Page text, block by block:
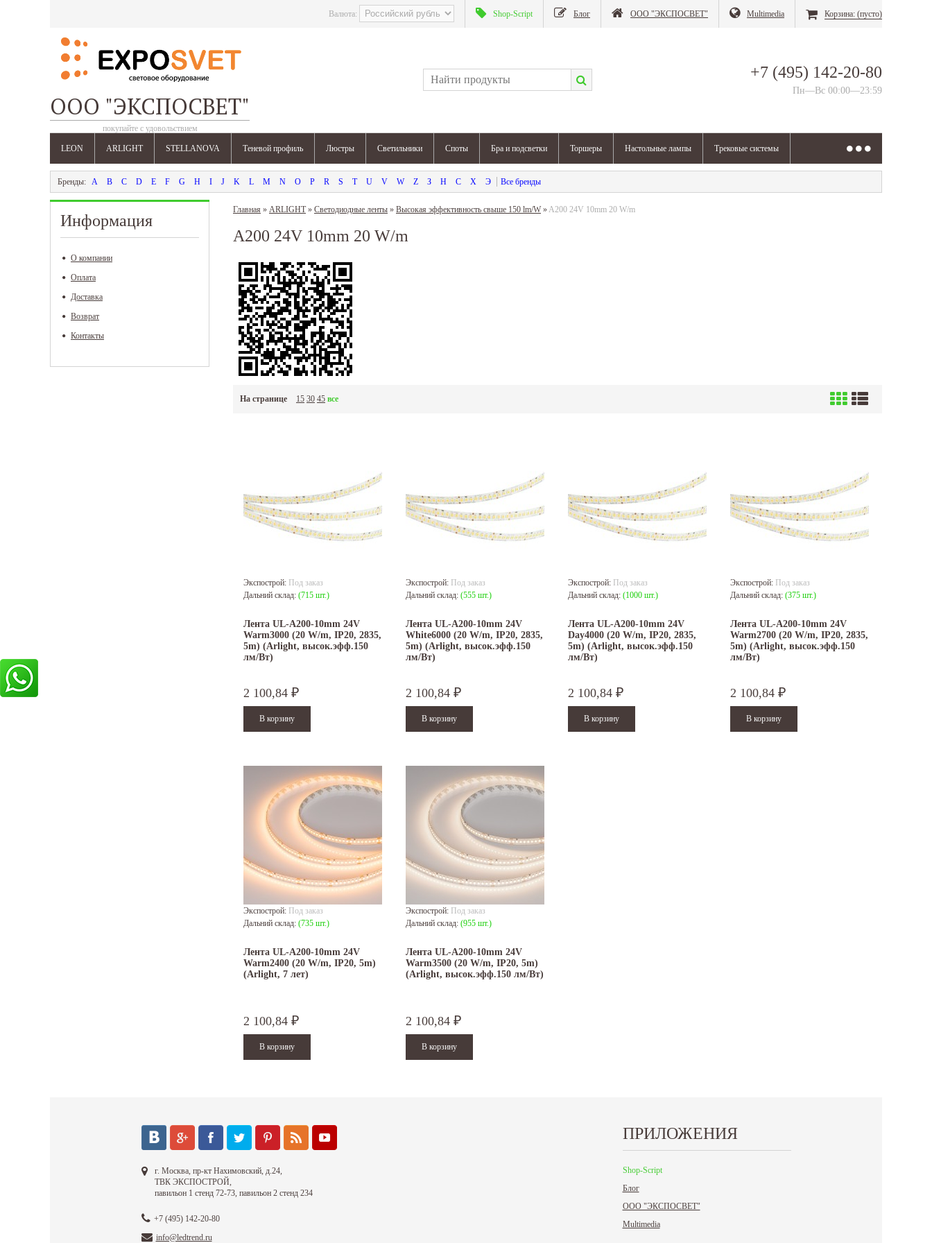
Валюта: Shop-Script Блог ООО "ЭКСПОСВЕТ" Multimedia Корзина: (пусто)
ООО "ЭКСПОСВЕТ"
покупайте с удовольствием
+7 (495) 142-20-80
Пн—Вс 00:00—23:59
LEON ARLIGHT STELLANOVA Теневой профиль Люстры Светильники Споты Бра и подсветки Торшеры Настольные лампы Трековые системы
A B C D E F G H I J K L M N O P R S T U V W Z З Н С Х Э
Информация
О компании
Оплата
Доставка
Возврат
Контакты
Главная » ARLIGHT» Светодиодные ленты » Высокая эффективность свыше 150 lm/W »A200 24V 10mm 20 W/m
A200 24V 10mm 20 W/m
На странице 15 30 45 все
Экспострой: Под заказ
Дальний склад: (715 шт.)
Лента UL-A200-10mm 24V
Warm3000 (20 W/m, IP20, 2835,
5m) (Arlight, высок.эфф.150
лм/Вт)
2 100,84 ₽
Экспострой: Под заказ
Дальний склад: (555 шт.)
Лента UL-A200-10mm 24V
White6000 (20 W/m, IP20, 2835,
5m) (Arlight, высок.эфф.150
лм/Вт)
2 100,84 ₽
Экспострой: Под заказ
Дальний склад: (1000 шт.)
Лента UL-A200-10mm 24V
Day4000 (20 W/m, IP20, 2835,
5m) (Arlight, высок.эфф.150
лм/Вт)
2 100,84 ₽
Экспострой: Под заказ
Дальний склад: (375 шт.)
Лента UL-A200-10mm 24V
Warm2700 (20 W/m, IP20, 2835,
5m) (Arlight, высок.эфф.150
лм/Вт)
2 100,84 ₽
Экспострой: Под заказ
Дальний склад: (735 шт.)
Лента UL-A200-10mm 24V
Warm2400 (20 W/m, IP20, 5m)
(Arlight, 7 лет)
2 100,84 ₽
Экспострой: Под заказ
Дальний склад: (955 шт.)
Лента UL-A200-10mm 24V
Warm3500 (20 W/m, IP20, 5m)
(Arlight, высок.эфф.150 лм/Вт)
2 100,84 ₽
г. Москва, пр-кт Нахимовский, д.24,
ТВК ЭКСПОСТРОЙ,
павильон 1 стенд 72-73, павильон 2 стенд 234
+7 (495) 142-20-80
info@ledtrend.ru
ПРИЛОЖЕНИЯ
Shop-Script
Блог
ООО "ЭКСПОСВЕТ"
Multimedia